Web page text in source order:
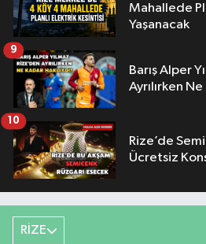
Mahallede
Yaşanacak
Barış Alper
Ayrılırken
9
Rize’de
Ücretsiz
10
RİZE